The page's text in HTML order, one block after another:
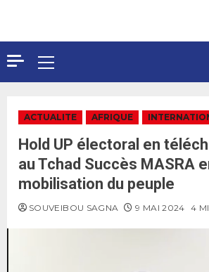
ACTUALITE AFRIQUE
Hold UP électoral en
au Tchad Succès MASRA
mobilisation du peuple
SOUVEIBOU SAGNA 9 MAI 2024 4